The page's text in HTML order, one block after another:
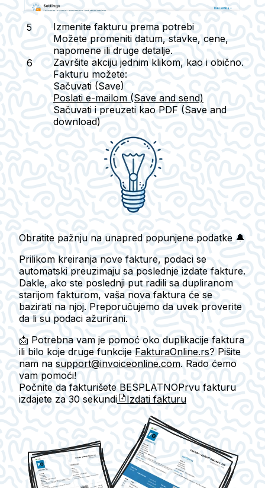
Izmenite fakturu prema potrebi
Možete promeniti datum, stavke, cene,
napomene ili druge detalje.
Završite akciju jednim klikom, kao i obično.
Fakturu možete:
Sačuvati (Save)
Poslati e-mailom (Save and send)
Sačuvati i preuzeti kao PDF (Save and
download)
Obratite pažnju na unapred popunjene podatke 🔔
Prilikom kreiranja nove fakture, podaci se
automatski preuzimaju sa poslednje izdate fakture.
Dakle, ako ste poslednji put radili sa dupliranom
starijom fakturom, vaša nova faktura će se
bazirati na njoj. Preporučujemo da uvek proverite
da li su podaci ažurirani.
📩 Potrebna vam je pomoć oko duplikacije faktura
ili bilo koje druge funkcije FakturaOnline.rs? Pišite
nam na support@invoiceonline.com. Rado ćemo
vam pomoći!
Počnite da fakturišete BESPLATNOPrvu fakturu
izdajete za 30 sekundi Izdati fakturu